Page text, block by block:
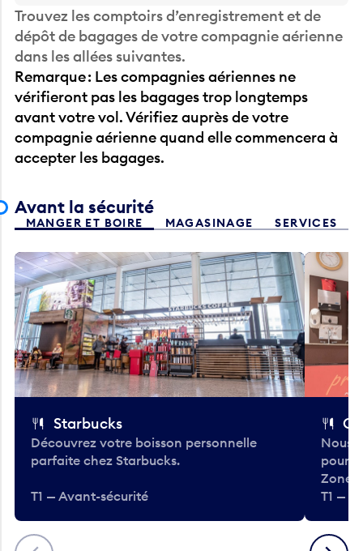
Trouvez les comptoirs d’enregistrement et de
dépôt de bagages de votre compagnie aérienne
dans les allées suivantes.
Remarque : Les compagnies aériennes ne
vérifieront pas les bagages trop longtemps
avant votre vol. Vérifiez auprès de votre
compagnie aérienne quand elle commencera à
accepter les bagages.
Avant la sécurité
MANGER ET BOIRE MAGASINAGE SERVICES
Précédent
Starbucks
Découvrez votre boisson personnelle
parfaite chez Starbucks.
T1 — Avant-sécurité
Nous
pour
Zone.
T1 —
Suivant